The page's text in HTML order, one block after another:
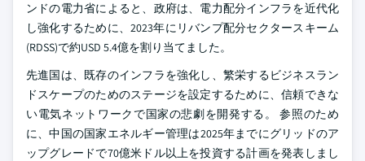
ンドの電力省によると、政府は、電力配分インフラを近代化
し強化するために、2023年にリバンプ配分セクタースキーム
(RDSS)で約USD 5.4億を割り当てました。
先進国は、既存のインフラを強化し、繁栄するビジネスラン
ドスケープのためのステージを設定するために、信頼できな
い電気ネットワークで国家の悲劇を開発する。 参照のため
に、中国の国家エネルギー管理は2025年までにグリッドのア
ップグレードで70億米ドル以上を投資する計画を発表しまし